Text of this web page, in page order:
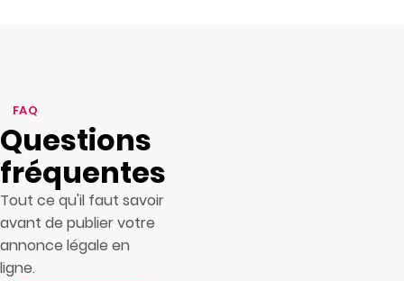
FAQ
Questions
fréquentes
Tout ce qu'il faut savoir
avant de publier votre
annonce légale en
ligne.